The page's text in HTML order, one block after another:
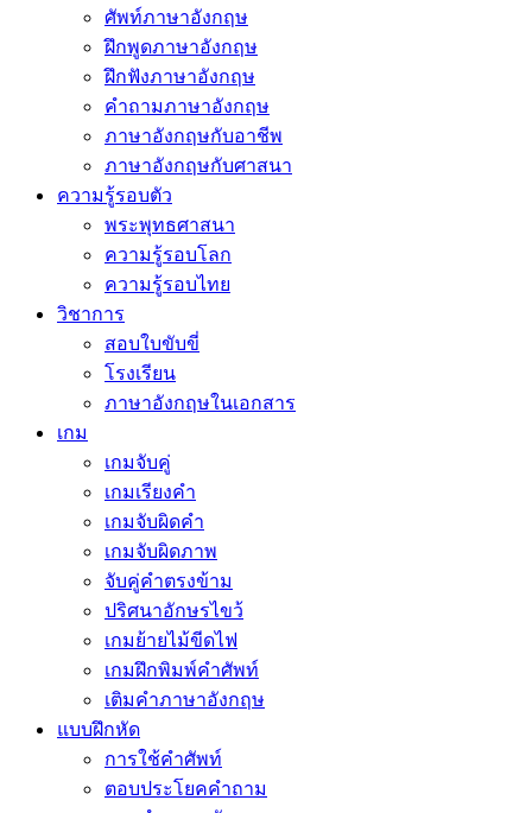
ศัพท์ภาษาอังกฤษ
ฝึกพูดภาษาอังกฤษ
ฝึกฟังภาษาอังกฤษ
คำถามภาษาอังกฤษ
ภาษาอังกฤษกับอาชีพ
ภาษาอังกฤษกับศาสนา
ความรู้รอบตัว
พระพุทธศาสนา
ความรู้รอบโลก
ความรู้รอบไทย
วิชาการ
สอบใบขับขี่
โรงเรียน
ภาษาอังกฤษในเอกสาร
เกม
เกมจับคู่
เกมเรียงคำ
เกมจับผิดคำ
เกมจับผิดภาพ
จับคู่คำตรงข้าม
ปริศนาอักษรไขว้
เกมย้ายไม้ขีดไฟ
เกมฝึกพิมพ์คำศัพท์
เติมคำภาษาอังกฤษ
แบบฝึกหัด
การใช้คำศัพท์
ตอบประโยคคำถาม